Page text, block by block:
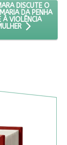
DE PREVENÇÃO E
DEBATE NA
DISCUTE O
DA PENHA
À VIOLÊNCIA